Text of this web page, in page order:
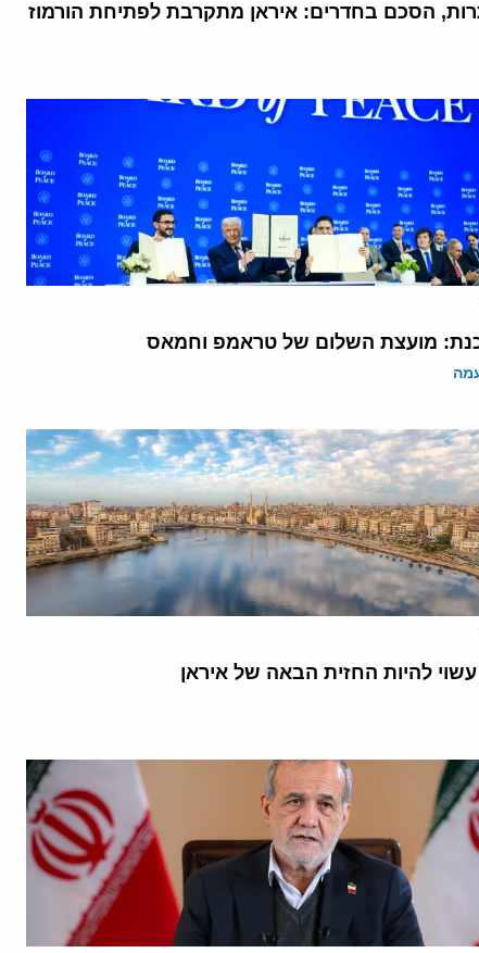
הסכם בחדרים: איראן מתקרבת לפתיחת הורמוז
מועצת השלום של טראמפ וחמאס
עשוי להיות החזית הבאה של איראן